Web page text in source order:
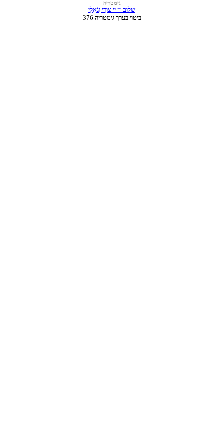
גימטריה
שלום = יי צוּרִי וְגֹאֲלִי
ביטוי בערך גימטריה 376